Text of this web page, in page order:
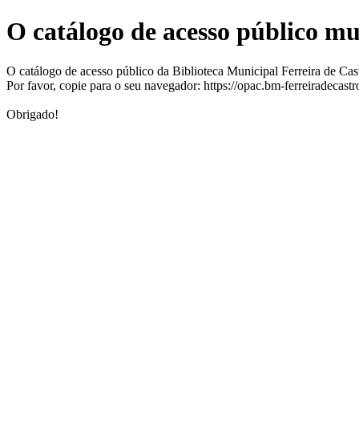
O catálogo de acesso público
O catálogo de acesso público da Biblioteca Municipal Ferreira de
Por favor, copie para o seu navegador: https://opac.bm-
Obrigado!